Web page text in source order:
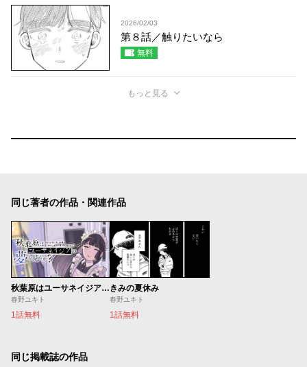
2026/02/03
第８話／触りたいなら
無料
もっと見る
同じ著者の作品・関連作品
秋葉原はユーサネイジアの夢を見るか？
春野ユキト
1話無料
きみの夏休み
春野ユキト
1話無料
同じ掲載誌の作品